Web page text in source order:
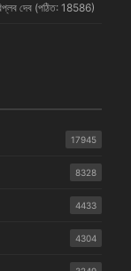
দেব (পঠিত: 18586)
17945
8328
4433
4304